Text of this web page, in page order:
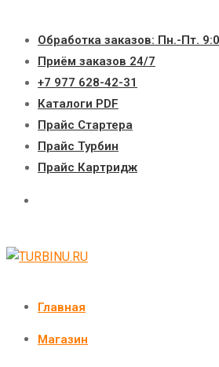
содержимому
Обработка заказов: Пн.-Пт.
Приём заказов 24/7
+7 977 628-42-31
Каталоги PDF
Прайс Стартера
Прайс Турбин
Прайс Картридж
Главная
Магазин